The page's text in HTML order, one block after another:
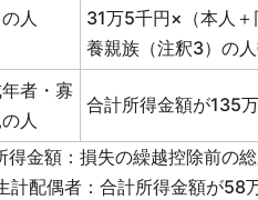
人
31万5千円×（本人
養親族（注釈3）の
者・寡
人
合計所得金額が135
得金額：損失の繰越控除前の
計配偶者：合計所得金額が58